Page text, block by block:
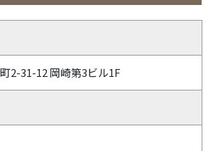
2-31-12 岡崎第3ビル1F